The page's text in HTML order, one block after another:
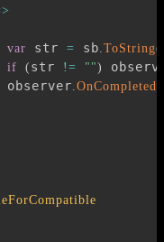
var str = sb.ToString(
if
( str != "")
observer
.OnCompleted